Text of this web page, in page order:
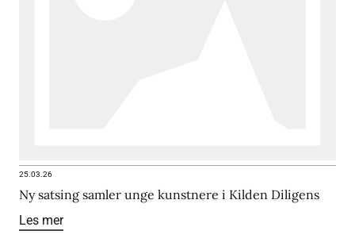
25.03.26
Ny satsing samler unge kunstnere i Kilden Diligens
Les mer